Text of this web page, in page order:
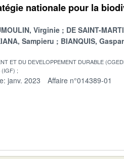
nationale pour la
Virginie
DE SAINT-
Sampieru
BIANQUIS,
ET DU DEVELOPPEMENT DURABLE
(IGF)
janv. 2023 Affaire n°014389-01